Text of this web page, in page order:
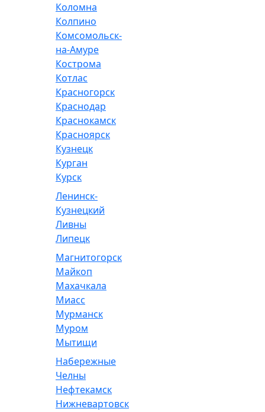
Коломна
Колпино
Комсомольск-
на-Амуре
Кострома
Котлас
Красногорск
Краснодар
Краснокамск
Красноярск
Кузнецк
Курган
Курск
Ленинск-
Кузнецкий
Ливны
Липецк
Магнитогорск
Майкоп
Махачкала
Миасс
Мурманск
Муром
Мытищи
Набережные
Челны
Нефтекамск
Нижневартовск